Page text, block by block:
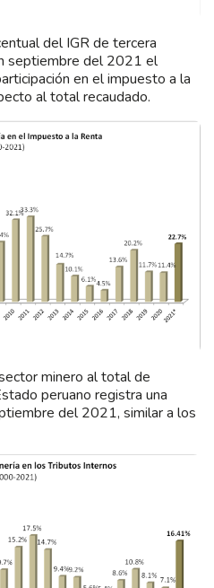
del IGR de tercera
septiembre del 2021 el
en el impuesto a la
al total recaudado.
minero al total de
peruano registra una
del 2021, similar a los